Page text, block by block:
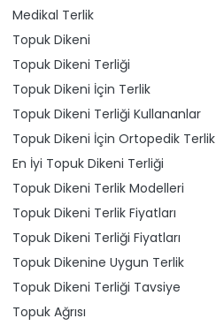
Medikal Terlik
Topuk Dikeni
Topuk Dikeni Terliği
Topuk Dikeni İçin Terlik
Topuk Dikeni Terliği Kullananlar
Topuk Dikeni İçin Ortopedik Terlik
En İyi Topuk Dikeni Terliği
Topuk Dikeni Terlik Modelleri
Topuk Dikeni Terlik Fiyatları
Topuk Dikeni Terliği Fiyatları
Topuk Dikenine Uygun Terlik
Topuk Dikeni Terliği Tavsiye
Topuk Ağrısı